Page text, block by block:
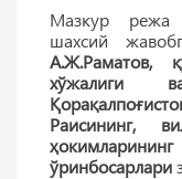
Мазкур режа
шахсий
А.Ж.Раматов,
хўжалиги
Раисининг,
ўринбосарлари